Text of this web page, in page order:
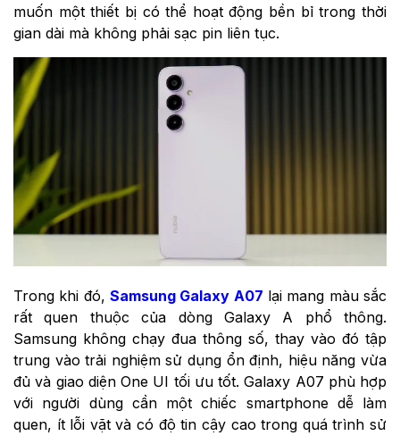
muốn một thiết bị có thể hoạt động bền bỉ trong thời
gian dài mà không phải sạc pin liên tục.
Trong khi đó, Samsung Galaxy A07 lại mang màu sắc
rất quen thuộc của dòng Galaxy A phổ thông.
Samsung không chạy đua thông số, thay vào đó tập
trung vào trải nghiệm sử dụng ổn định, hiệu năng vừa
đủ và giao diện One UI tối ưu tốt. Galaxy A07 phù hợp
với người dùng cần một chiếc smartphone dễ làm
quen, ít lỗi vặt và có độ tin cậy cao trong quá trình sử